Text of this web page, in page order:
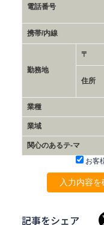
電話番号
携帯/内線
勤務地
〒
住所
業種
業域
関心のあるテ-マ
お客
入力内容を
記事をシェア